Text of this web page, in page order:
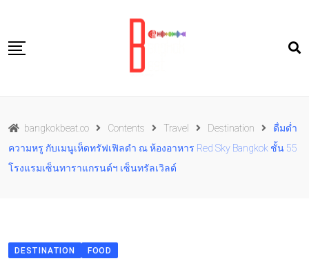
content
Food
Culture
bangkokbeat.co Contents Travel Destination
ดื่มด่ำ
ความหรู กับเมนูเห็ดทรัฟเฟิลดำ ณ ห้องอาหาร Red Sky Bangkok ชั้น 55
โรงแรมเซ็นทาราแกรนด์ฯ เซ็นทรัลเวิลด์
DESTINATION FOOD